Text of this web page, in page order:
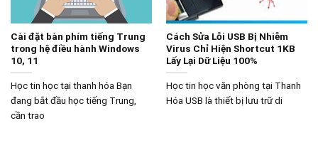
Cài đặt bàn phím tiếng Trung
trong hệ điều hành Windows
10, 11
Học tin học tại thanh hóa Bạn
đang bắt đầu học tiếng Trung,
cần trao
Cách Sửa Lỗi USB Bị Nhiễm
Virus Chỉ Hiện Shortcut 1KB
Lấy Lại Dữ Liệu 100%
Học tin học văn phòng tại Thanh
Hóa USB là thiết bị lưu trữ di